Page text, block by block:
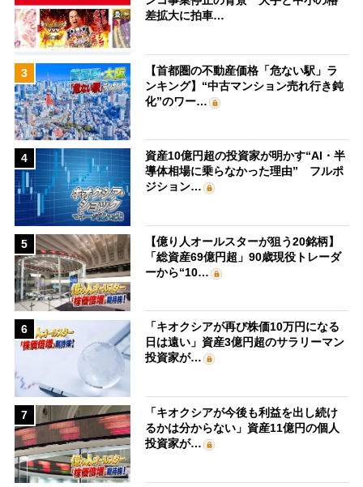
差拡大に拍車…
3
【首都圏の不動産価格「危ない駅」ラ
ンキング】“中古マンション売れ行き鈍
化”のワー…
4
資産10億円超の投資家が明かす“AI・半
導体相場に乗らなかった理由” フルポ
ジション…
5
【億り人オールスターが狙う20銘柄】
「総資産69億円超」90歳現役トレーダ
ーから“10…
6
「キオクシアが再び株価10万円になる
日は遠い」資産3億円超のサラリーマン
投資家が…
7
「キオクシアが今後も利益を出し続け
るかは分からない」資産11億円の個人
投資家が…